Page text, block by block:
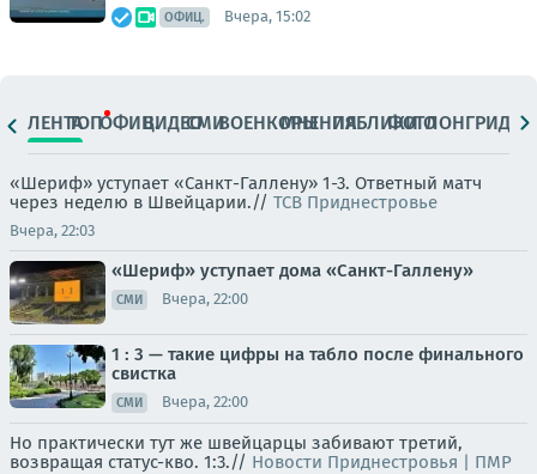
ОФИЦ. Вчера, 15:02
ЛЕНТАТОПОФИЦ.ВИДЕОСМИВОЕНКОРЫМНЕНИЯПАБЛИКИ
ФОТОЛОНГРИДЫ
«Шериф» уступает «Санкт-Галлену» 1-3. Ответный матч
через неделю в Швейцарии.// ТСВ Приднестровье
Вчера, 22:03
«Шериф» уступает дома «Санкт-Галлену»
СМИ Вчера, 22:00
1 : 3 — такие цифры на табло после финального
свистка
СМИ Вчера, 22:00
Но практически тут же швейцарцы забивают третий,
возвращая статус-кво. 1:3.// Новости Приднестровья | ПМР